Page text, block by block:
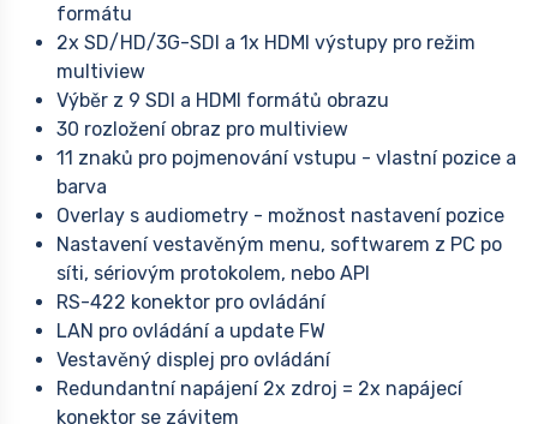
formátu
2x SD/HD/3G-SDI a 1x HDMI výstupy pro režim
multiview
Výběr z 9 SDI a HDMI formátů obrazu
30 rozložení obraz pro multiview
11 znaků pro pojmenování vstupu - vlastní pozice a
barva
Overlay s audiometry - možnost nastavení pozice
Nastavení vestavěným menu, softwarem z PC po
síti, sériovým protokolem, nebo API
RS-422 konektor pro ovládání
LAN pro ovládání a update FW
Vestavěný displej pro ovládání
Redundantní napájení 2x zdroj = 2x napájecí
konektor se závitem